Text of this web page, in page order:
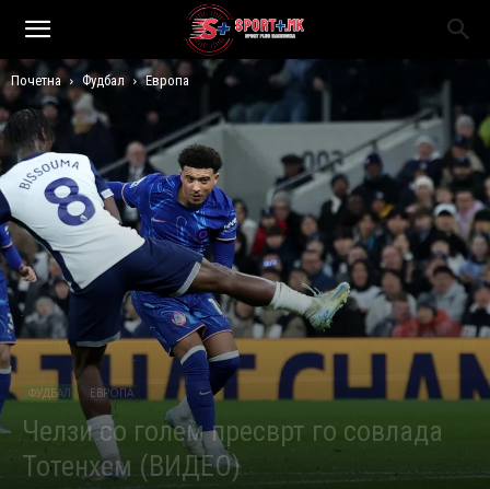
Почетна Фудбал Европа
ФУДБАЛ ЕВРОПА
Челзи со голем пресврт го совлада
Тотенхем (ВИДЕО)